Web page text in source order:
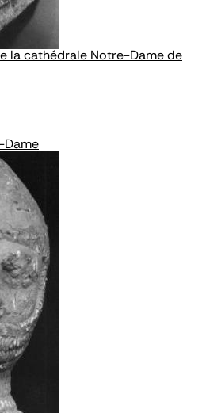
la cathédrale Notre-Dame de